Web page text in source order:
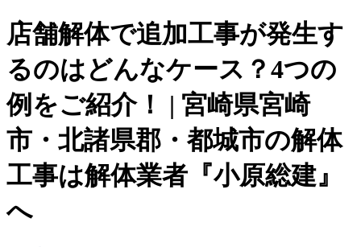
店舗解体で追加工事が発生す
るのはどんなケース？4つの
例をご紹介！ | 宮崎県宮崎
市・北諸県郡・都城市の解体
工事は解体業者『小原総建』
へ